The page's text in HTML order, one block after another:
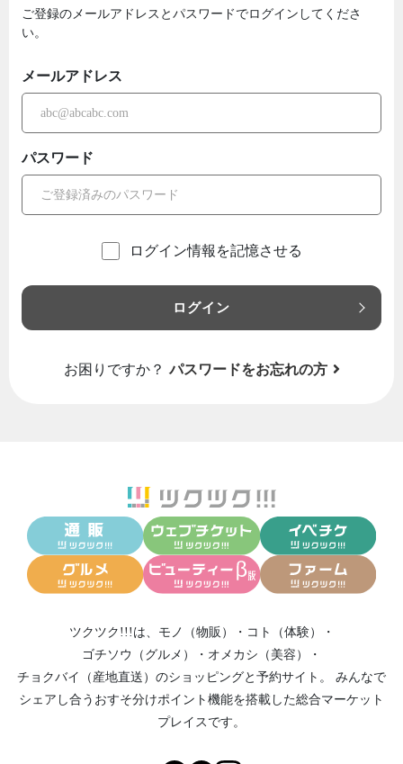
ご登録のメールアドレスとパスワードでログインしてくださ
い。
メールアドレス
パスワード
ログイン情報を記憶させる
ログイン
お困りですか？ パスワードをお忘れの方
ツクツク!!!は、 モノ（物販） ・ コト（体験）
・
ゴチソウ（グルメ）
・ オメカシ（美容）
・
チョクバイ（産地直送） のショッピングと予約サイト。
みんなで
シェアし合う おすそ分けポイント機能を搭載した総合マーケット
プレイスです。